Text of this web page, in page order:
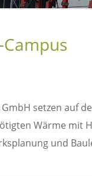
setzen auf
Wärme mit
und